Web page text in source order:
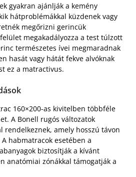
gyakran ajánlják a kemény
hátproblémákkal küzdenek vagy
megőrizni gerincük
megakadályozza a test túlzott
természetes ívei megmaradnak
hasát vagy hátát fekve alvóknak
ez a matractivus.
160×200-as kivitelben többféle
A Bonell rugós változatok
rendelkeznek, amely hosszú távon
habmatracok esetében a
biztosítják a kívánt
anatómiai zónákkal támogatják a